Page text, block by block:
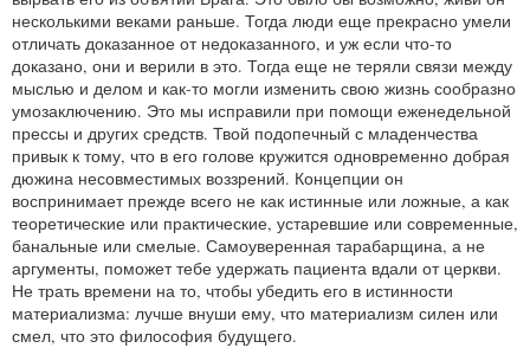
несколькими веками раньше. Тогда люди еще прекрасно умели
отличать доказанное от недоказанного, и уж если что-то
доказано, они и верили в это. Тогда еще не теряли связи между
мыслью и делом и как‑то могли изменить свою жизнь сообразно
умозаключению. Это мы исправили при помощи еженедельной
прессы и других средств. Твой подопечный с младенчества
привык к тому, что в его голове кружится одновременно добрая
дюжина несовместимых воззрений. Концепции он
воспринимает прежде всего не как истинные или ложные, а как
теоретические или практические, устаревшие или современные,
банальные или смелые. Самоуверенная тарабарщина, а не
аргументы, поможет тебе удержать пациента вдали от церкви.
Не трать времени на то, чтобы убедить его в истинности
материализма: лучше внуши ему, что материализм силен или
смел, что это философия будущего.